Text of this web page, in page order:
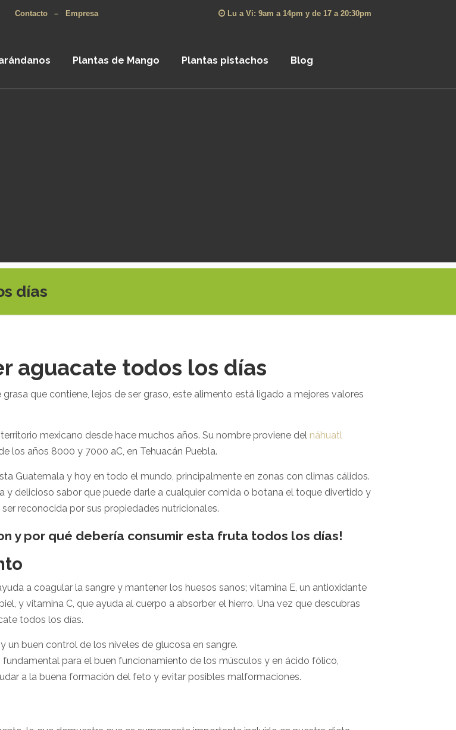
Contacto – Empresa Lu a Vi: 9am a 14pm y de 17 a 20:30pm
Plantas de Mango Plantas pistachos Blog
días
aguacate todos los días
que contiene, lejos de ser graso, este alimento está ligado a mejores valores
mexicano desde hace muchos años. Su nombre proviene del náhuatl
los años 8000 y 7000 aC, en Tehuacán Puebla.
Guatemala y hoy en todo el mundo, principalmente en zonas con climas cálidos.
y delicioso sabor que puede darle a cualquier comida o botana el toque divertido y
reconocida por sus propiedades nutricionales.
y por qué debería consumir esta fruta todos los días!
a coagular la sangre y mantener los huesos sanos; vitamina E, un antioxidante
y vitamina C, que ayuda al cuerpo a absorber el hierro. Una vez que descubras
todos los días.
buen control de los niveles de glucosa en sangre.
para el buen funcionamiento de los músculos y en ácido fólico,
a la buena formación del feto y evitar posibles malformaciones.